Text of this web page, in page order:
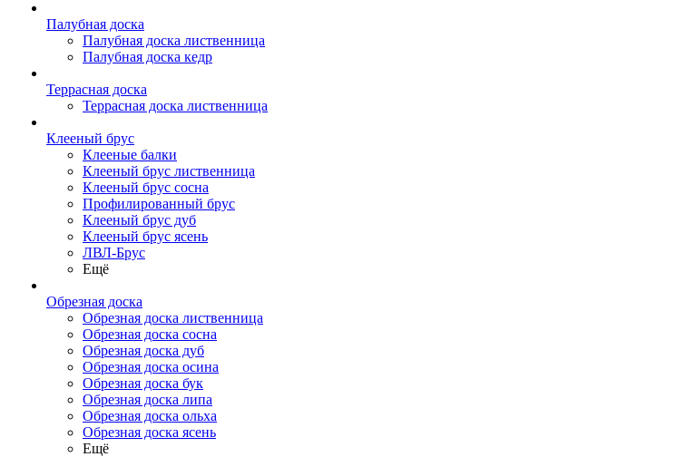
Палубная доска
Палубная доска лиственница
Палубная доска кедр
Террасная доска
Террасная доска лиственница
Клееный брус
Клееные балки
Клееный брус лиственница
Клееный брус сосна
Профилированный брус
Клееный брус дуб
Клееный брус ясень
ЛВЛ-Брус
Ещё
Обрезная доска
Обрезная доска лиственница
Обрезная доска сосна
Обрезная доска дуб
Обрезная доска осина
Обрезная доска бук
Обрезная доска липа
Обрезная доска ольха
Обрезная доска ясень
Ещё